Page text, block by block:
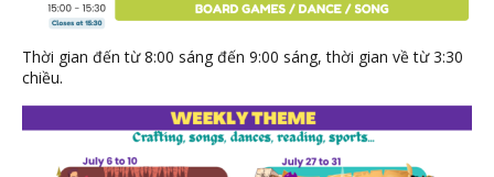
Thời gian đến từ 8:00 sáng đến 9:00 sáng, thời gian về từ 3:30
chiều.